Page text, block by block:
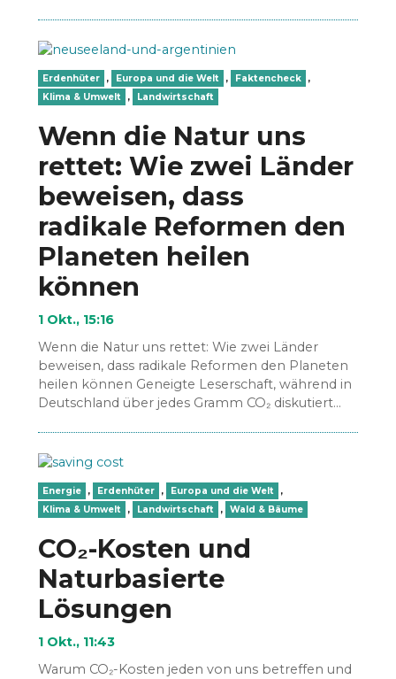
Erdenhüter , Europa und die Welt , Faktencheck
,
Klima & Umwelt
, Landwirtschaft
Wenn die Natur uns
rettet: Wie zwei Länder
beweisen, dass
radikale Reformen den
Planeten heilen
können
1 Okt., 15:16
Wenn die Natur uns rettet: Wie zwei Länder
beweisen, dass radikale Reformen den Planeten
heilen können Geneigte Leserschaft, während in
Deutschland über jedes Gramm CO₂ diskutiert
Energie , Erdenhüter , Europa und die Welt
,
Klima & Umwelt
, Landwirtschaft , Wald & Bäume
CO₂-Kosten und
Naturbasierte
Lösungen
1 Okt., 11:43
Warum CO₂-Kosten jeden von uns betreffen und